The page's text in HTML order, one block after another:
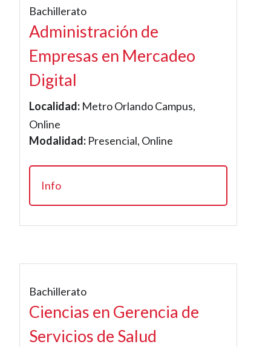
Bachillerato
Administración de
Empresas en Mercadeo
Digital
Localidad: Metro Orlando Campus,
Online
Modalidad: Presencial, Online
Info
Bachillerato
Ciencias en Gerencia de
Servicios de Salud